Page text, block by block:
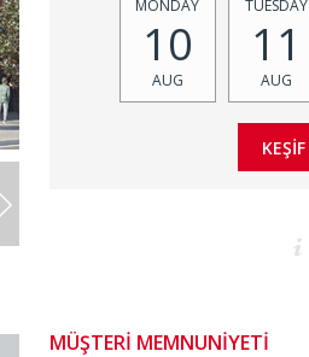
MONDAY
10
AUG
TUESDAY
11
AUG
MÜŞTERİ MEMNUNİYETİ